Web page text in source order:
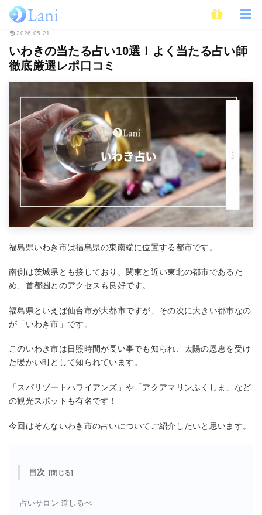
ホーム 占い いわきの当たる占い10選！よく当たる占
2026.05.21
いわきの当たる占い10選！よく当たる占い師
徹底厳選レポ口コミ
福島県いわき市は福島県の東南端に位置する都市です。
南側は茨城県とも接しており、関東と近い東北の都市であるた
め、首都圏とのアクセスも良好です。
福島県といえば仙台市が大都市ですが、その次に大きい都市なの
が「いわき市」です。
このいわき市は日照時間が長い事でも知られ、太陽の恩恵を受け
た暖かい町として知られています。
「スパリゾートハワイアンズ」や「アクアマリンふくしま」など
の観光スポットも有名です！
今回はそんないわき市の占いについてご紹介したいと思います。
目次
占いサロン 道しるべ